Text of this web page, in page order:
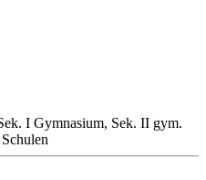
I Gymnasium, Sek. II gym.